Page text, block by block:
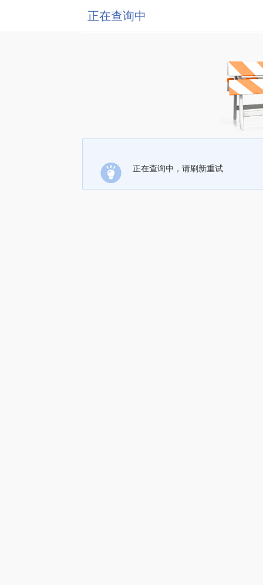
正在查询中
正在查询中，请刷新重试